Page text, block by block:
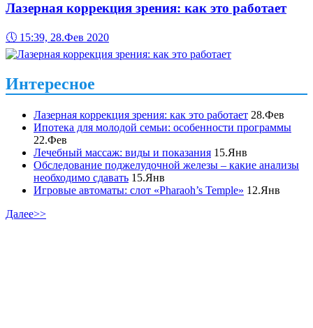
Лазерная коррекция зрения: как это работает
🕔 15:39, 28.Фев 2020
Интересное
Лазерная коррекция зрения: как это работает 28.Фев
Ипотека для молодой семьи: особенности программы
22.Фев
Лечебный массаж: виды и показания 15.Янв
Обследование поджелудочной железы – какие анализы
необходимо сдавать 15.Янв
Игровые автоматы: слот «Pharaoh’s Temple» 12.Янв
Далее>>